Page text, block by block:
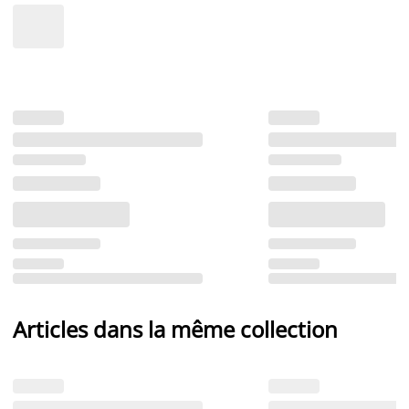
Articles dans la même collection